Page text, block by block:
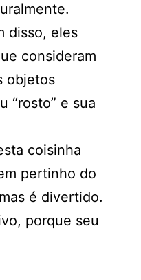
disso, eles
consideram
objetos
“rosto” e sua
coisinha
pertinho do
é divertido.
porque seu